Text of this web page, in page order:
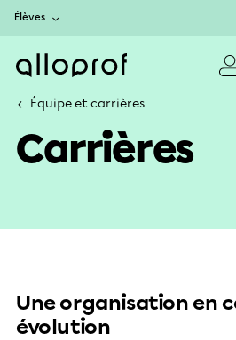
Élèves
Équipe et carrières
Carrières
Une organisation en
évolution